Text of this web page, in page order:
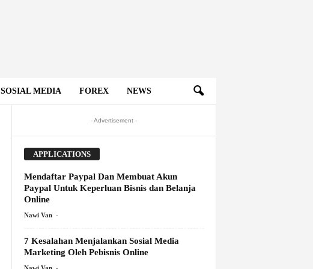
SOSIAL MEDIA FOREX NEWS
- Advertisement -
APPLICATIONS
Mendaftar Paypal Dan Membuat Akun
Paypal Untuk Keperluan Bisnis dan Belanja
Online
Nawi Van -
7 Kesalahan Menjalankan Sosial Media
Marketing Oleh Pebisnis Online